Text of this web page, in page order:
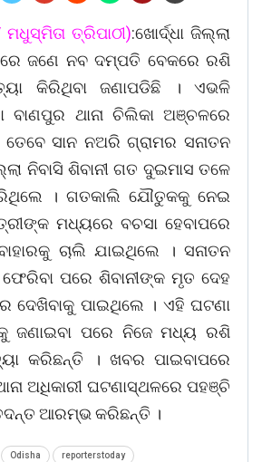
ତ୍ରିପାଠୀ):ଖୋର୍ଦ୍ଧା ଜିଲ୍ଲା
ଜଣେ ନବ ଦମ୍ପତି ବେକରେ ରଶି
କିରିଥିବା ଜଣାପଡିଛି । ଏଭଳି
ବାଣପୁର ଥାନା ଚିଲିକା ଅଞ୍ଚଳରେ
ସାନ ନଅରି ଗ୍ରାମର ସନାତନ
ନିବାସି ଶିବାନୀ ଗତ ଦୁଇମାସ ତଳେ
। ଗତକାଲି ଯୌତୁକକୁ ନେଇ
ମଧ୍ୟରେ ବଚସା ହେବାପରେ
ଚାଲି ଯାଇଥିଲେ । ସନାତନ
ପରେ ଶିବାନୀଙ୍କ ମୃତ ଦେହ
ଦେଖିବାକୁ ପାଇଥିଲେ । ଏହି ଘଟଣା
ଜଣାଇବା ପରେ ନିଜେ ମଧ୍ୟ ରଶି
କରିଛନ୍ତି । ଖବର ପାଇବାପରେ
ଅଧିକାରୀ ଘଟଣାସ୍ଥଳରେ ପହଞ୍ଚି
ତଦନ୍ତ ଆରମ୍ଭ କରିଛନ୍ତି ।
Odisha reporterstoday